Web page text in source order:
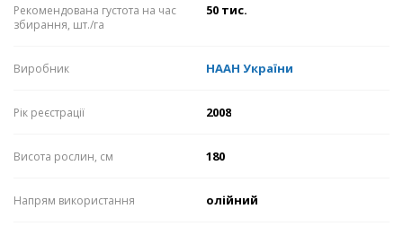
Рекомендована густота на час
збирання, шт./га
50 тис.
Виробник НААН України
Рік реєстрації 2008
Висота рослин, см 180
Напрям використання олійний